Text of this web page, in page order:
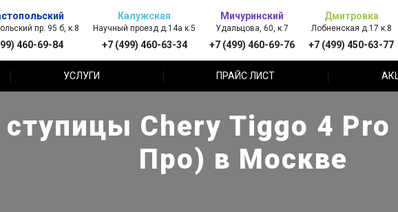
пр. 95 б, к.8
460-69-84
Калужская
Научный проезд д.14а к.5
+7 (499) 460-63-34
Мичуринский
Удальцова, 60, к.7
+7 (499) 460-69-76
Дмитровка
Лобненская д.17 к.8
+7 (499) 450-63-77
УСЛУГИ ПРАЙС ЛИСТ
Chery Tiggo 4 Pro
Про) в Москве